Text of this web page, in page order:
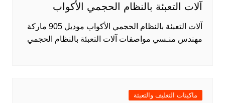
آلات التعبئة بالنظام الحجمي الأكواب
آلات التعبئة بالنظام الحجمي الأكواب موديل 905 ماركة
مهندس منـسي مواصفات آلات التعبئة بالنظام الحجمي
ماكينات التغليف والتعبئة